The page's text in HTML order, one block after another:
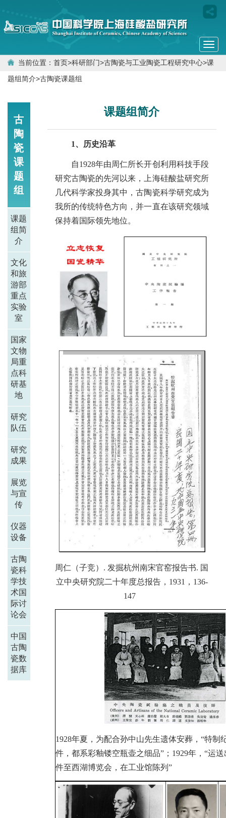
当前位置： 首页>科研部门>古陶瓷与工业陶瓷工程研究中心>课
题组简介>古陶瓷课题组
古
陶
瓷
课
题
组
课题
组简
介
文化
和旅
游部
重点
实验
室
国家
文物
局重
点科
研基
地
研究
队伍
研究
成果
展览
与宣
传
仪器
设备
古陶
瓷科
学技
术国
际讨
论会
中国
古陶
瓷数
据库
课题组简介
1、历史沿革
自1928年由周仁所长开创利用科技手段
研究古陶瓷的先河以来，上海硅酸盐研究所
几代科学家投身其中，古陶瓷科学研究成为
我所的传统特色方向，并一直在该研究领域
保持着国际领先地位。
周仁（子竞）. 发掘杭州南宋官窑报告书. 国
立中央研究院二十年度总报告，1931，136-
147
1928年夏，为配合孙中山先生遗体安葬，“特制
件，都系彩釉镂空瓶壶之细品”；1929年，“运
件至西湖博览会，在工业馆陈列”